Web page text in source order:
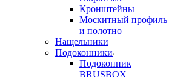
Кронштейны
Москитный профиль
и полотно
Нащельники
Подоконники
Подоконник
BRUSBOX